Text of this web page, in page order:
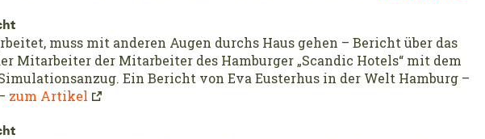
muss mit anderen Augen durchs Haus gehen – Bericht über das
Mitarbeiter der Mitarbeiter des Hamburger „Scandic Hotels“ mit dem
Ein Bericht von Eva Eusterhus in der Welt Hamburg –
zum Artikel